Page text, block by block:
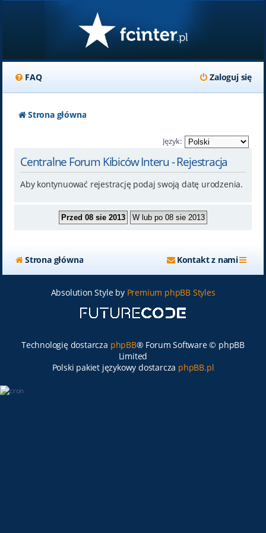
FAQ Zaloguj się
Strona główna
Język:
Centralne Forum Kibiców Interu - Rejestracja
Aby kontynuować rejestrację podaj swoją datę urodzenia.
Strona główna Kontakt z nami
Absolution Style by Premium phpBB Styles
Technologię dostarcza phpBB® Forum Software © phpBB
Limited
Polski pakiet językowy dostarcza phpBB.pl